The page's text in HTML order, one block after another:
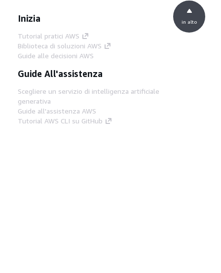
Inizia
Tutorial pratici AWS
Biblioteca di soluzioni AWS
Guide alle decisioni AWS
Guide All'assistenza
Scegliere un servizio di intelligenza artificiale
generativa
Guide all'assistenza AWS
Tutorial AWS CLI su GitHub
in alto